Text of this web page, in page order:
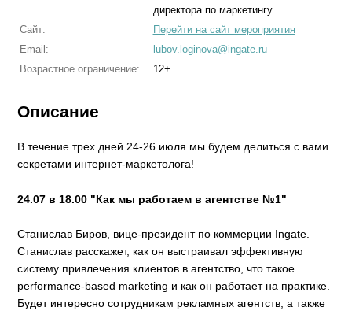
директора по маркетингу
Сайт:
Перейти на сайт мероприятия
Email:
lubov.loginova@ingate.ru
Возрастное ограничение:
12+
Описание
В течение трех дней 24-26 июля мы будем делиться с вами
секретами интернет-маркетолога!
24.07 в 18.00 "Как мы работаем в агентстве №1"
Станислав Биров, вице-президент по коммерции Ingate.
Станислав расскажет, как он выстраивал эффективную
систему привлечения клиентов в агентство, что такое
performance-based marketing и как он работает на практике.
Будет интересно сотрудникам рекламных агентств, а также